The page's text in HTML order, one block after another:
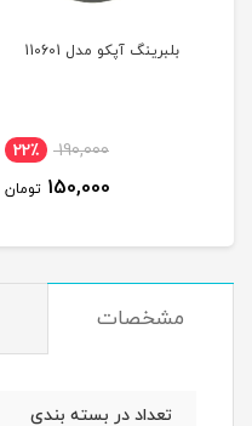
بلبرینگ آپکو مدل 110601
190,000 22٪
150,000 تومان
مشخصات
تعداد در بسته بندی